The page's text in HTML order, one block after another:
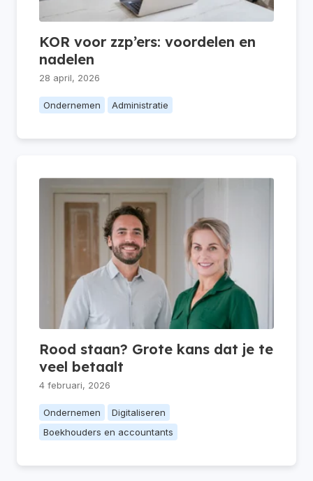
KOR voor zzp’ers: voordelen en
nadelen
28 april, 2026
Ondernemen Administratie
Rood staan? Grote kans dat je te
veel betaalt
4 februari, 2026
Ondernemen
Digitaliseren
Boekhouders en accountants